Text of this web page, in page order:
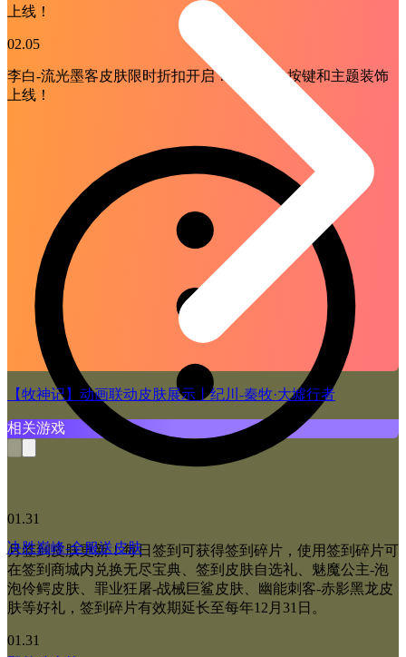
上线！
02.05
李白-流光墨客皮肤限时折扣开启！专属个性按键和主题装饰
上线！
01.31
月签到皮肤更新！每日签到可获得签到碎片，使用签到碎片可
在签到商城内兑换无尽宝典、签到皮肤自选礼、魅魔公主-泡
泡伶鳄皮肤、罪业狂屠-战械巨鲨皮肤、幽能刺客-赤影黑龙皮
肤等好礼，签到碎片有效期延长至每年12月31日。
01.31
【牧神记】动画联动皮肤展示丨纪川-秦牧·大墟行者
相关游戏
决胜巅峰-全服送皮肤